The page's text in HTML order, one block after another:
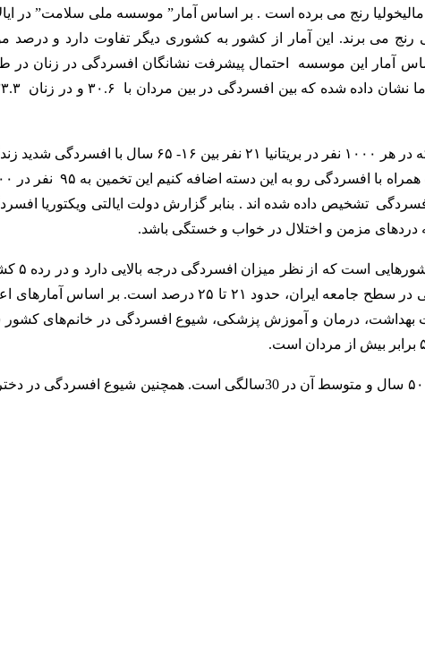
رنج می برده است . بر اساس آمار” موسسه ملی سلامت” در
رنج می برند. این آمار از کشور به کشوری دیگر تفاوت دارد و درصد
آمار این موسسه احتمال پیشرفت نشانگان افسردگی در زنان در
بر اساس “موسسه ملی برای ارتقا بالینی” تخمین زده شده که در هر ۱۰۰۰ نفر در بریتانیا ۲۱ نفر بین ۱۶- ۶۵ سال با
می کنند ( ۱۷ نفر در مردان و ۲۵ نفر در
نفر به داشتن افسردگی تشخیص داده شده اند . بنابر گزارش دولت ایالتی ویکتوریا
دردهای مزمن و اختلال در خواب و خستگی باشد.
بررسی‌های انجام شده در کشور نشان می‌دهد ایران جزو
ایران، حدود ۲۱ تا ۲۵ درصد است.
بر اساس آمارهای
بهداشت، درمان و آموزش پزشکی، شیوع افسردگی در خانم‌های
در این بررسی‌ها آمده که سن ابتلا به بیماری افسردگی ۲۰ تا ۵۰ سال و متوسط آن در 30سالگی است. همچنین شیوع افسردگی